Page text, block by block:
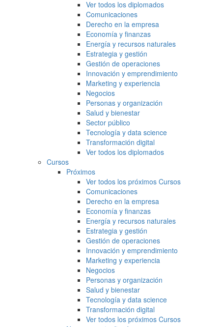
Ver todos los diplomados
Comunicaciones
Derecho en la empresa
Economía y finanzas
Energía y recursos naturales
Estrategia y gestión
Gestión de operaciones
Innovación y emprendimiento
Marketing y experiencia
Negocios
Personas y organización
Salud y bienestar
Sector público
Tecnología y data science
Transformación digital
Ver todos los diplomados
Cursos
Próximos
Ver todos los próximos Cursos
Comunicaciones
Derecho en la empresa
Economía y finanzas
Energía y recursos naturales
Estrategia y gestión
Gestión de operaciones
Innovación y emprendimiento
Marketing y experiencia
Negocios
Personas y organización
Salud y bienestar
Tecnología y data science
Transformación digital
Ver todos los próximos Cursos